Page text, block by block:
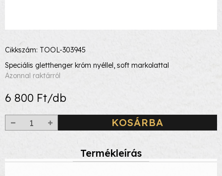
Cikkszám: TOOL-303945
Speciális gletthenger króm nyéllel, soft markolattal
Azonnal raktárról
6 800 Ft/db
KOSÁRBA
Termékleírás